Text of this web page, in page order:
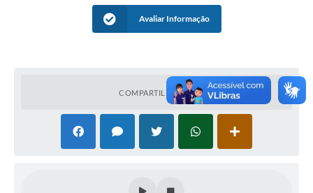
Avaliar Informação
COMPARTILHAR